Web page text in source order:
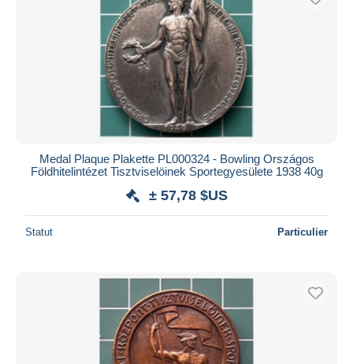
Medal Plaque Plakette PL000324 - Bowling Országos
Földhitelintézet Tisztviselöinek Sportegyesülete 1938 40g
± 57,78 $US
Statut Particulier